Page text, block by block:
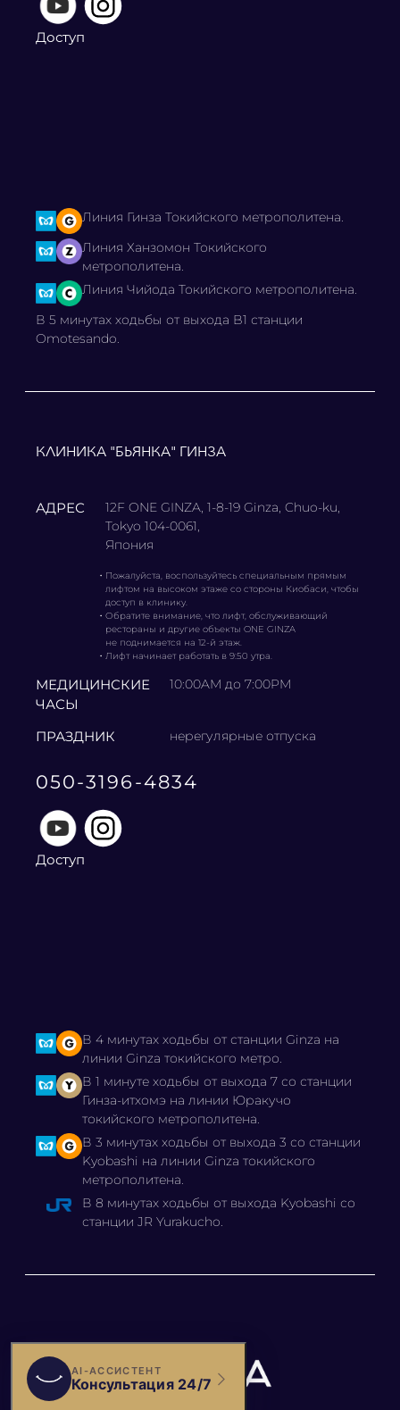
Доступ
Линия Гинза Токийского метрополитена.
Линия Ханзомон Токийского
метрополитена.
Линия Чийода Токийского метрополитена.
В 5 минутах ходьбы от выхода B1 станции
Omotesando.
КЛИНИКА "БЬЯНКА" ГИНЗА
АДРЕС
12F ONE GINZA, 1-8-19 Ginza, Chuo-ku,
Tokyo 104-0061,
Япония
・ Пожалуйста, воспользуйтесь специальным прямым
лифтом на высоком этаже со стороны Киобаси, чтобы
доступ в клинику.
・ Обратите внимание, что лифт, обслуживающий
рестораны и другие объекты ONE GINZA
не поднимается на 12-й этаж.
・ Лифт начинает работать в 9:50 утра.
МЕДИЦИНСКИЕ
ЧАСЫ
10:00AM до 7:00PM
ПРАЗДНИК нерегулярные отпуска
050-3196-4834
Доступ
В 4 минутах ходьбы от станции Ginza на
линии Ginza токийского метро.
В 1 минуте ходьбы от выхода 7 со станции
Гинза-итхомэ на линии Юракучо
токийского метрополитена.
В 3 минутах ходьбы от выхода 3 со станции
Kyobashi на линии Ginza токийского
метрополитена.
В 8 минутах ходьбы от выхода Kyobashi со
станции JR Yurakucho.